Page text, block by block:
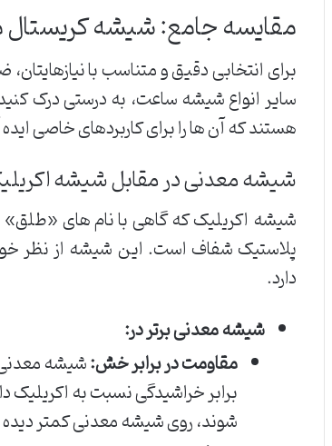
مقایسه جامع: شیشه کریستال
برای انتخابی دقیق و متناسب با
سایر انواع شیشه ساعت، به درستی درک
هستند که آن ها را برای کاربردهای خاصی
شیشه معدنی در مقابل شیشه
شیشه اکریلیک که گاهی با نام های
پلاستیک شفاف است. این شیشه از نظر
دارد.
شیشه معدنی برتر در:
مقاومت در برابر خش:شیشه
برابر خراشیدگی نسبت به اکریلیک
شوند، روی شیشه معدنی کمتر